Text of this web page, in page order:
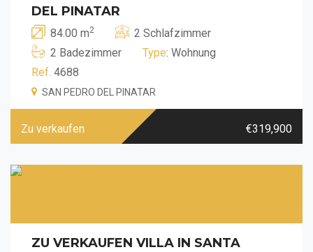
DEL PINATAR
84.00 m2
2 Schlafzimmer
2 Badezimmer
Type: Wohnung
Ref. 4688
SAN PEDRO DEL PINATAR
Zu verkaufen €319,900
ZU VERKAUFEN VILLA IN SANTA